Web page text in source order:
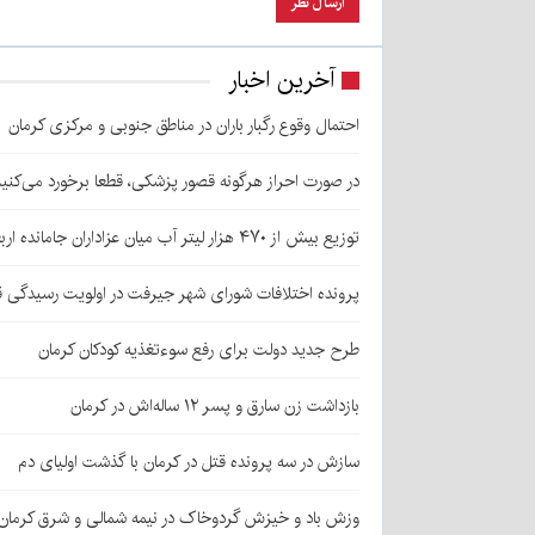
آخرین اخبار
احتمال وقوع رگبار باران در مناطق جنوبی و مرکزی کرمان
در صورت احراز هرگونه قصور پزشکی، قطعا برخورد
توزیع بیش از ۴۷۰ هزار لیتر آب میان عزاداران جامانده اربعین در کرمان
پرونده اختلافات شورای شهر جیرفت در اولویت
طرح جدید دولت برای رفع سوءتغذیه کودکان کرمان
بازداشت زن سارق و پسر ۱۲ ساله‌اش در کرمان
سازش در سه پرونده قتل در کرمان با گذشت اولیای دم
وزش باد و خیزش گردوخاک در نیمه شمالی و شرق